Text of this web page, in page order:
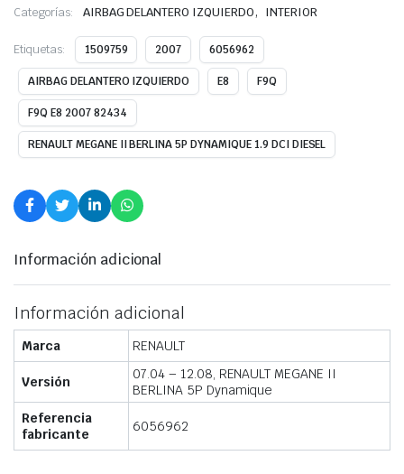
Categorías: AIRBAG DELANTERO IZQUIERDO, INTERIOR
Etiquetas: 1509759 2007 6056962
AIRBAG DELANTERO IZQUIERDO E8 F9Q
F9Q E8 2007 82434
RENAULT MEGANE II BERLINA 5P DYNAMIQUE 1.9 DCI DIESEL
Información adicional
Información adicional
Marca RENAULT
Versión
07.04 – 12.08, RENAULT MEGANE II
BERLINA 5P Dynamique
Referencia
fabricante
6056962